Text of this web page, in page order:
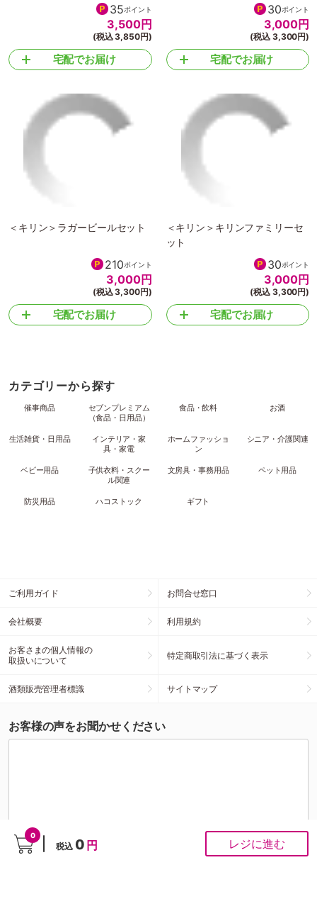
0
税込 0 円 レジに進む
35ポイント
3,500円
(税込 3,850円)
宅配でお届け
30ポイント
3,000円
(税込 3,300円)
宅配でお届け
＜キリン＞ラガービールセット
210ポイント
3,000円
(税込 3,300円)
宅配でお届け
＜キリン＞キリンファミリーセ
ット
30ポイント
3,000円
(税込 3,300円)
宅配でお届け
カテゴリーから探す
催事商品
セブンプレミアム
（食品・日用品）
食品・飲料 お酒
生活雑貨・日用品
インテリア・家
具・家電
ホームファッショ
ン
シニア・介護関連
ベビー用品
子供衣料・スクー
ル関連
文房具・事務用品 ペット用品
防災用品 ハコストック ギフト
ご利用ガイド お問合せ窓口
会社概要 利用規約
お客さまの個人情報の
取扱いについて
特定商取引法に基づく表示
酒類販売管理者標識 サイトマップ
お客様の声をお聞かせください